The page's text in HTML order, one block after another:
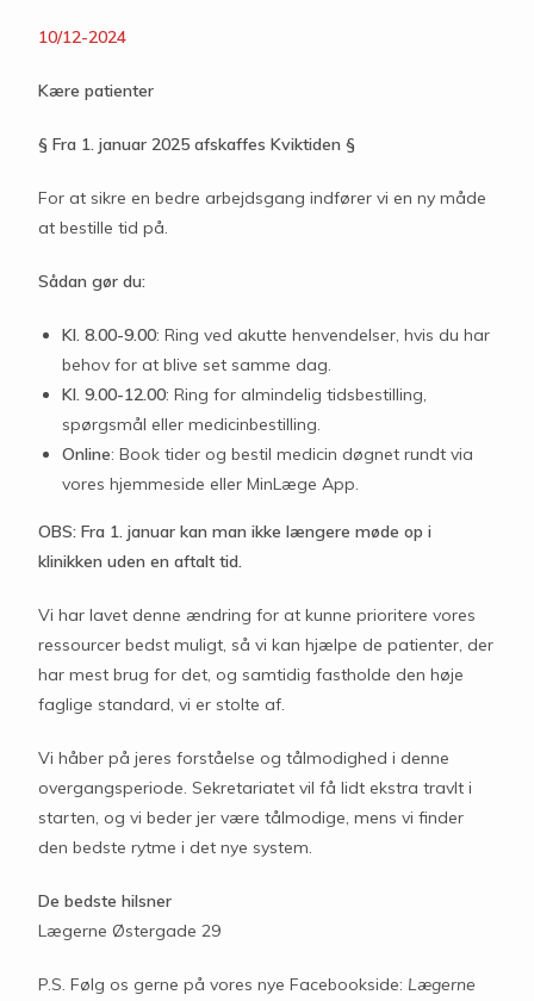
10/12-2024
Kære patienter
§ Fra 1. januar 2025 afskaffes Kviktiden §
For at sikre en bedre arbejdsgang indfører vi en ny måde
at bestille tid på.
Sådan gør du:
Kl. 8.00-9.00: Ring ved akutte henvendelser, hvis du har
behov for at blive set samme dag.
Kl. 9.00-12.00: Ring for almindelig tidsbestilling,
spørgsmål eller medicinbestilling.
Online: Book tider og bestil medicin døgnet rundt via
vores hjemmeside eller MinLæge App.
OBS: Fra 1. januar kan man ikke længere møde op i
klinikken uden en aftalt tid.
Vi har lavet denne ændring for at kunne prioritere vores
ressourcer bedst muligt, så vi kan hjælpe de patienter, der
har mest brug for det, og samtidig fastholde den høje
faglige standard, vi er stolte af.
Vi håber på jeres forståelse og tålmodighed i denne
overgangsperiode. Sekretariatet vil få lidt ekstra travlt i
starten, og vi beder jer være tålmodige, mens vi finder
den bedste rytme i det nye system.
De bedste hilsner
Lægerne Østergade 29
P.S. Følg os gerne på vores nye Facebookside: Lægerne